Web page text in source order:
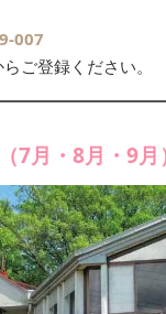
007
ご登録ください。
7月・8月・9月